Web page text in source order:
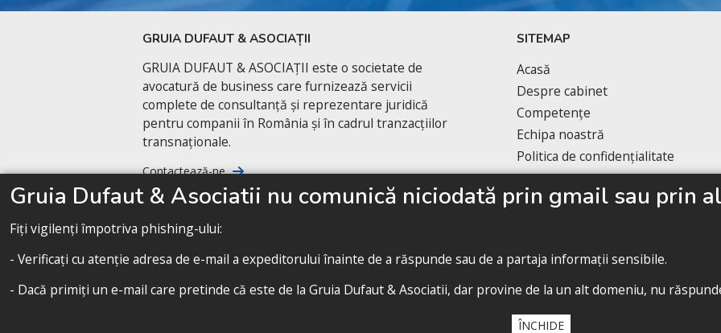
GRUIA DUFAUT & ASOCIAȚII
GRUIA DUFAUT & ASOCIAȚII este o societate de
avocatură de business care furnizează servicii
complete de consultanță și reprezentare juridică
pentru companii în România și în cadrul tranzacțiilor
transnaționale.
Contactează-ne
SITEMAP
Acasă
Despre cabinet
Competențe
Echipa noastră
Politica de confidențialitate
Politica de confidențialitate
All contents copyright 2020 Cabinet D’Avocats Gruia Dufaut, Paris & Bucharest
diARK&WebManage
Gruia Dufaut & Asociatii nu comunică niciodată prin gmail sau prin
Fiți vigilenți împotriva phishing-ului:
- Verificați cu atenție adresa de e-mail a expeditorului înainte de a răspunde sau de a partaja informații sensibile.
- Dacă primiți un e-mail care pretinde că este de la Gruia Dufaut & Asociatii, dar provine de la un alt domeniu, nu
ÎNCHIDE